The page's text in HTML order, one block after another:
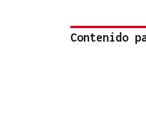
Contenido